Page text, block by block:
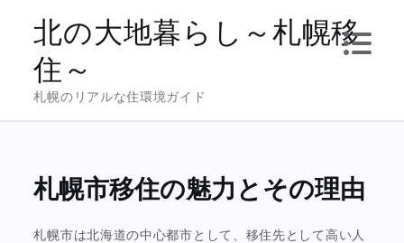
content
北の大地暮らし～札幌移
住～
札幌のリアルな住環境ガイド
札幌市移住の魅力とその理由
札幌市は北海道の中心都市として、移住先として高い人